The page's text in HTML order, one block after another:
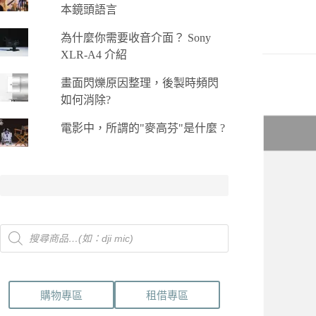
本鏡頭語言
為什麼你需要收音介面？ Sony
XLR-A4 介紹
畫面閃爍原因整理，後製時頻閃
如何消除?
電影中，所謂的"麥高芬"是什麼 ?
Products
search
購物專區 租借專區